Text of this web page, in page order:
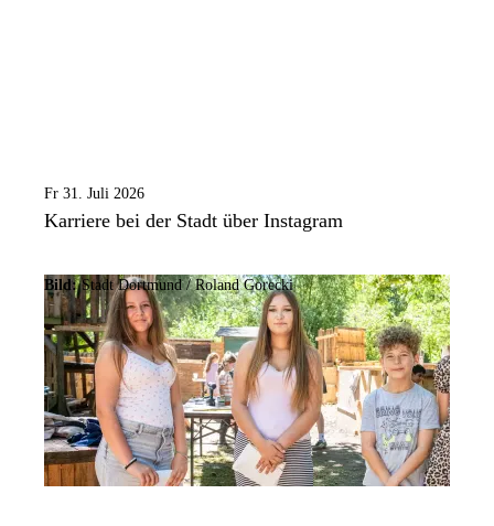
Fr 31. Juli 2026
Karriere bei der Stadt über Instagram
Bild:Stadt Dortmund / Roland Gorecki